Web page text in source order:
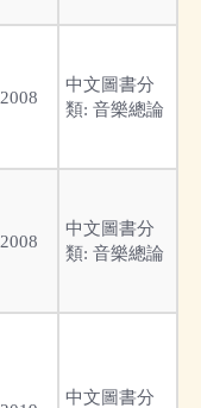
2008
中文圖書分
類: 音樂總論
2008
中文圖書分
類: 音樂總論
中文圖書分